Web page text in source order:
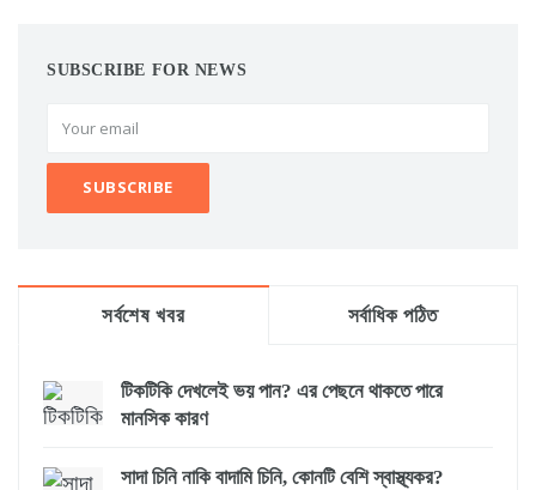
SUBSCRIBE FOR NEWS
সর্বশেষ খবর সর্বাধিক পঠিত
টিকটিকি দেখলেই ভয় পান? এর পেছনে থাকতে পারে
মানসিক কারণ
সাদা চিনি নাকি বাদামি চিনি, কোনটি বেশি স্বাস্থ্যকর?